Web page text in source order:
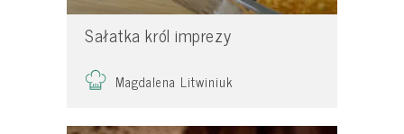
Sałatka król imprezy
Magdalena Litwiniuk